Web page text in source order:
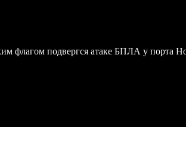
флагом подвергся атаке БПЛА у порта